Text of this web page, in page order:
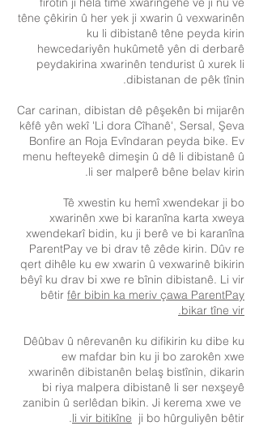
têne çêkirin û her yek ji xwarin û vexwarinên
ku li dibistanê têne peyda kirin
hewcedariyên hukûmetê yên di derbarê
peydakirina xwarinên tendurist û xurek li
dibistanan de pêk tînin.
Car carinan, dibistan dê pêşekên bi mijarên
kêfê yên wekî 'Li dora Cîhanê', Sersal, Şeva
Bonfire an Roja Evîndaran peyda bike. Ev
menu hefteyekê dimeşin û dê li dibistanê û
li ser malperê bêne belav kirin.
Tê xwestin ku hemî xwendekar ji bo
xwarinên xwe bi karanîna karta xweya
xwendekarî bidin, ku ji berê ve bi karanîna
ParentPay ve bi drav tê zêde kirin. Dûv re
qert dihêle ku ew xwarin û vexwarinê bikirin
bêyî ku drav bi xwe re bînin dibistanê. Li vir
bêtir fêr bibin ka meriv çawa ParentPay
bikar tîne vir.
Dêûbav û nêrevanên ku difikirin ku dibe ku
ew mafdar bin ku ji bo zarokên xwe
xwarinên dibistanên belaş bistînin, dikarin
bi riya malpera dibistanê li ser nexşeyê
zanibin û serlêdan bikin. Ji kerema xwe ve
li vir bitikîne ji bo hûrguliyên bêtir.